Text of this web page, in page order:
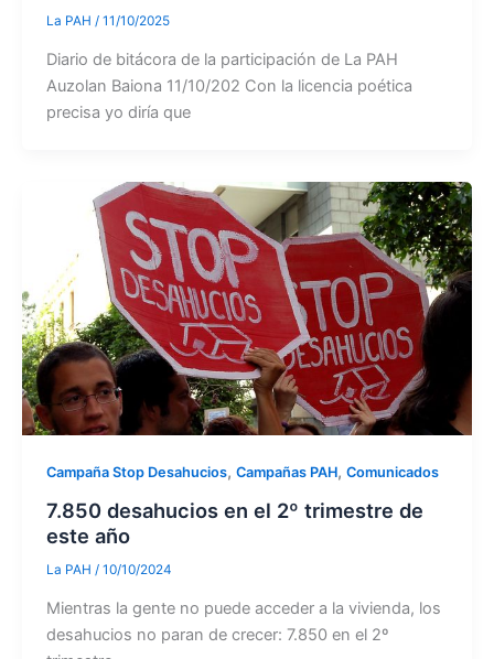
La PAH / 11/10/2025
Diario de bitácora de la participación de La PAH
Auzolan Baiona 11/10/202 Con la licencia poética
precisa yo diría que
Campaña Stop Desahucios, Campañas PAH, Comunicados
7.850 desahucios en el 2º trimestre de
este año
La PAH / 10/10/2024
Mientras la gente no puede acceder a la vivienda, los
desahucios no paran de crecer: 7.850 en el 2º